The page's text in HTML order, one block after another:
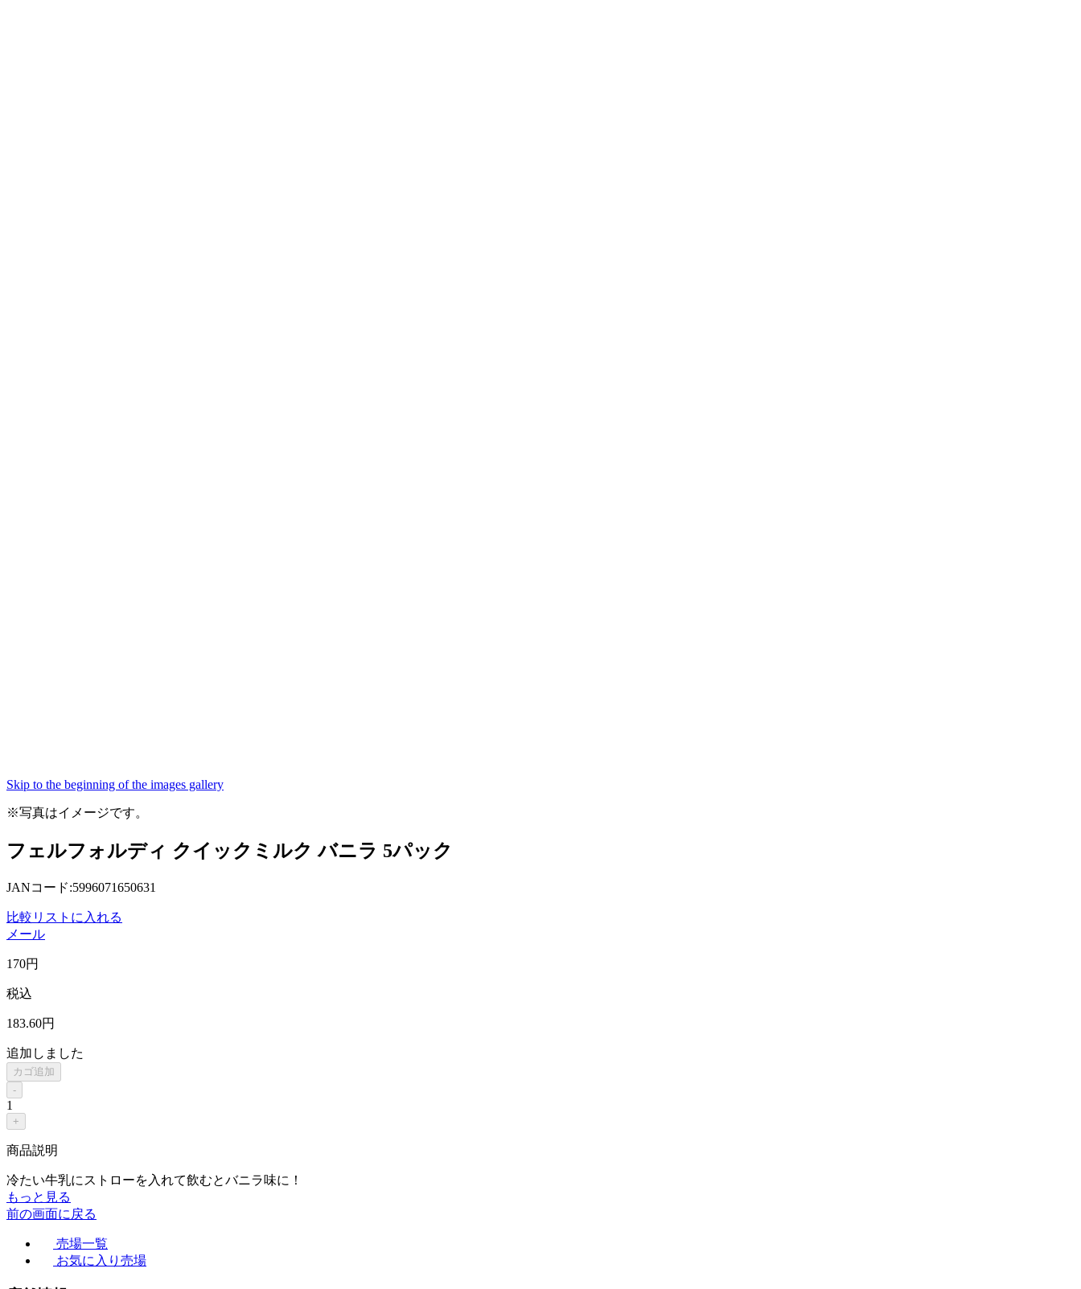
Skip to the beginning of the images gallery
※写真はイメージです。
フェルフォルディ クイックミルク バニラ 5パック
JANコード:5996071650631
比較リストに入れる
メール
170円
税込
183.60円
追加しました
カゴ追加
-
1
+
商品説明
冷たい牛乳にストローを入れて飲むとバニラ味に！
もっと見る
前の画面に戻る
売場一覧
お気に入り売場